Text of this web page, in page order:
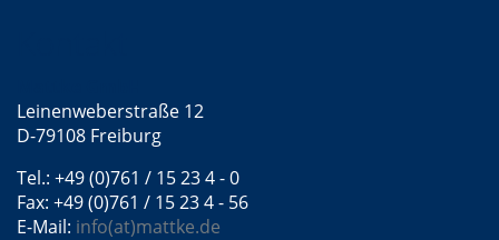
Leinenweberstraße 12
D-79108 Freiburg
Tel.: +49 (0)761 / 15 23 4 - 0
Fax: +49 (0)761 / 15 23 4 - 56
E-Mail: info(at)mattke.de